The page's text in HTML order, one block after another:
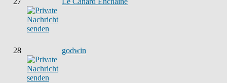
28 godwin